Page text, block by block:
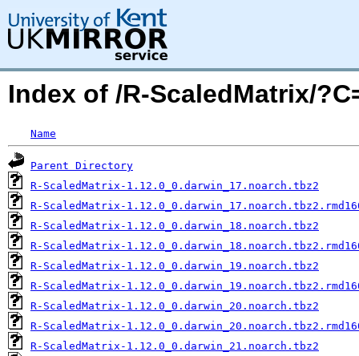
Index of /R-ScaledMatrix/
Name
Parent Directory
R-ScaledMatrix-1.12.0_0.darwin_17.noarch.tbz2
R-ScaledMatrix-
R-ScaledMatrix-1.12.0_0.darwin_18.noarch.tbz2
R-ScaledMatrix-
R-ScaledMatrix-1.12.0_0.darwin_19.noarch.tbz2
R-ScaledMatrix-
R-ScaledMatrix-1.12.0_0.darwin_20.noarch.tbz2
R-ScaledMatrix-
R-ScaledMatrix-1.12.0_0.darwin_21.noarch.tbz2